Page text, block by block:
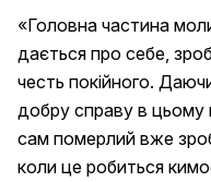
«Головна частина
дається про себе,
честь покійного.
добру справу в цьому
сам померлий вже
коли це робиться